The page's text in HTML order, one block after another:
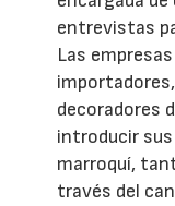
entrevistas
Las
decoradores
introducir
marroquí,
través del